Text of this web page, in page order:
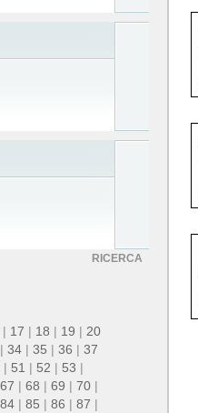
RICERCA
| 17 | 18 | 19 | 20
| 34 | 35 | 36 | 37
| 51 | 52 | 53 |
67 | 68 | 69 | 70 |
84 | 85 | 86 | 87 |